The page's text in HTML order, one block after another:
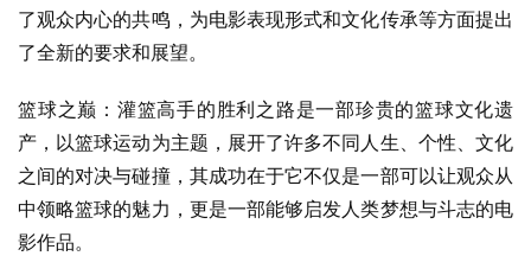
了观众内心的共鸣，为电影表现形式和文化传承等方面提出
了全新的要求和展望。
篮球之巅：灌篮高手的胜利之路是一部珍贵的篮球文化遗
产，以篮球运动为主题，展开了许多不同人生、个性、文化
之间的对决与碰撞，其成功在于它不仅是一部可以让观众从
中领略篮球的魅力，更是一部能够启发人类梦想与斗志的电
影作品。